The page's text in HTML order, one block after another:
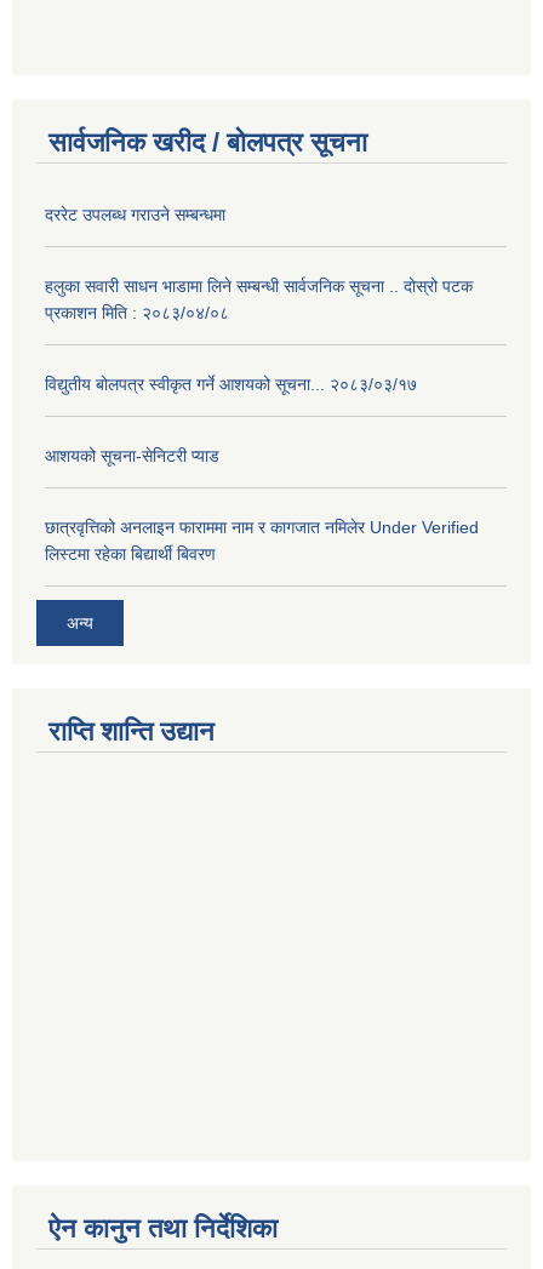
सार्वजनिक खरीद / बोलपत्र सूचना
दररेट उपलब्ध गराउने सम्बन्धमा
हलुका सवारी साधन भाडामा लिने सम्बन्धी सार्वजनिक सूचना .. दोस्रो पटक
प्रकाशन मिति : २०८३/०४/०८
विद्युतीय बोलपत्र स्वीकृत गर्ने आशयको सूचना... २०८३/०३/१७
आशयको सूचना-सेनिटरी प्याड
छात्रवृत्तिको अनलाइन फाराममा नाम र कागजात नमिलेर Under Verified
लिस्टमा रहेका बिद्यार्थी बिवरण
अन्य
राप्ति शान्ति उद्यान
ऐन कानुन तथा निर्देशिका